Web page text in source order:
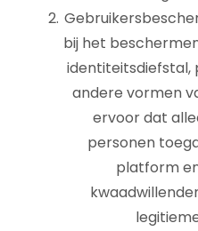
bij het
identiteitsdiefstal,
andere vormen
ervoor dat
personen
platform